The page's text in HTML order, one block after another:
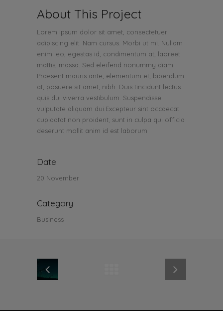
About This Project
Lorem ipsum dolor sit amet, consectetuer
adipiscing elit. Nam cursus. Morbi ut mi. Nullam
enim leo, egestas id, condimentum at, laoreet
mattis, massa. Sed eleifend nonummy diam.
Praesent mauris ante, elementum et, bibendum
at, posuere sit amet, nibh. Duis tincidunt lectus
quis dui viverra vestibulum. Suspendisse
vulputate aliquam dui.Excepteur sint occaecat
cupidatat non proident, sunt in culpa qui officia
deserunt mollit anim id est laborum
Date
20 November
Category
Business